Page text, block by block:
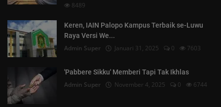
8489
Keren, IAIN Palopo Kampus Terbaik se-Luwu
Raya Versi We...
Admin Super Januari 31, 2025 0 7603
'Pabbere Sikku' Memberi Tapi Tak Ikhlas
Admin Super November 4, 2025 0 6744